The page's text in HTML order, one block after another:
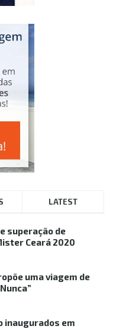
LATEST
superação de
Ceará 2020
uma viagem de
inaugurados em